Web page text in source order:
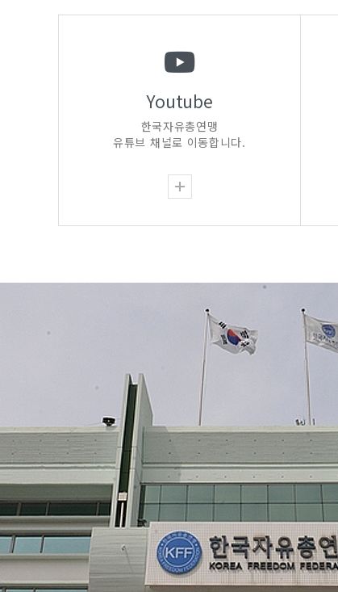
Youtube
한국자유총연맹
유튜브 채널로 이동합니다.